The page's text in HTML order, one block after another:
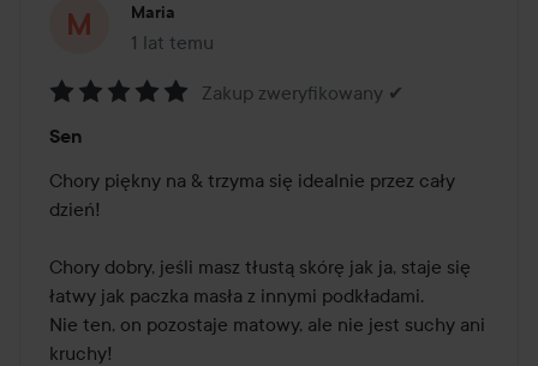
Maria
1 lat temu
Post został utworzony 1 lat temu
5
z
5
Zakup zweryfikowany ✔
Sen
Chory piękny na & trzyma się idealnie przez cały
dzień!
Chory dobry, jeśli masz tłustą skórę jak ja, staje się
łatwy jak paczka masła z innymi podkładami.
Nie ten, on pozostaje matowy, ale nie jest suchy ani
kruchy!